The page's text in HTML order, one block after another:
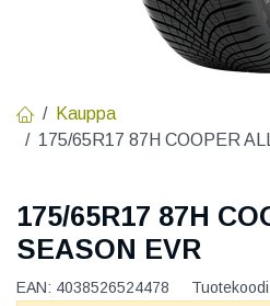
Kauppa
175/65R17 87H COOPER
175/65R17 87H
SEASON EVR
EAN: 4038526524478